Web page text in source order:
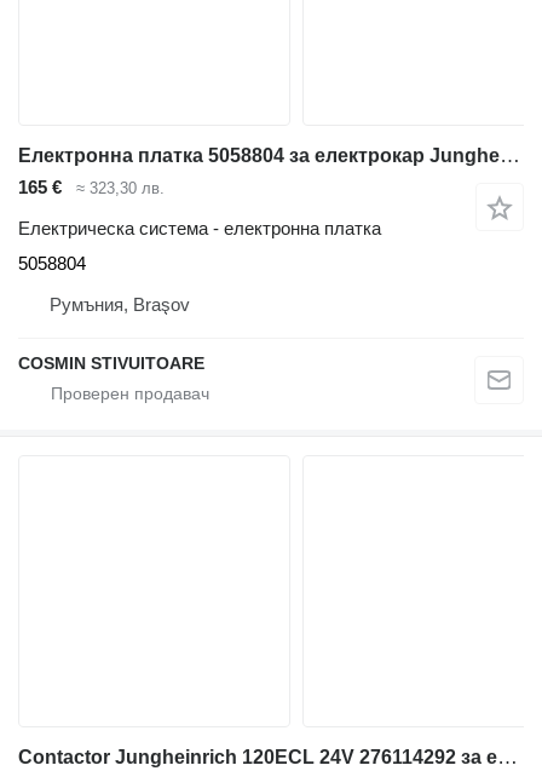
Електронна платка 5058804 за електрокар Jungheinrich
165 € ≈ 323,30 лв.
Електрическа система - електронна платка
5058804
Румъния, Braşov
COSMIN STIVUITOARE
Contactor Jungheinrich 120ECL 24V 276114292 за електрокар Jungheinrich